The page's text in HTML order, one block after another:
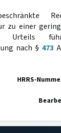
zu einer
Urteils
nach § 473
HRRS-